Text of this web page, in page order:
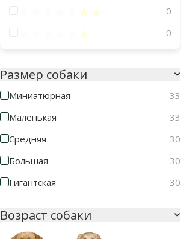
Оценка 40%
0
Оценка 20%
0
Размер собаки
Миниатюрная
33
Маленькая
33
Средняя
30
Большая
30
Гигантская
30
Возраст собаки